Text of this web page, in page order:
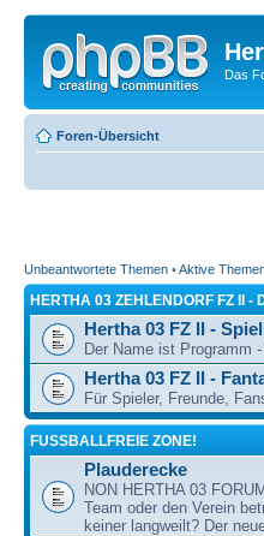
Das
Foren-Übersicht
Unbeantwortete Themen •Aktive
HERTHA 03 ZEHLENDORF FZ II -
Hertha 03 FZ II -
Der Name ist Programm
Hertha 03 FZ II -
Für Spieler, Freunde,
FUSSBALLFREIE ZONE!
Plauderecke
NON HERTHA 03
Team oder den Verein
keiner langweilt? Der